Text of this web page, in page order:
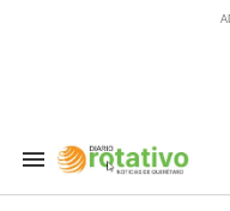
Search